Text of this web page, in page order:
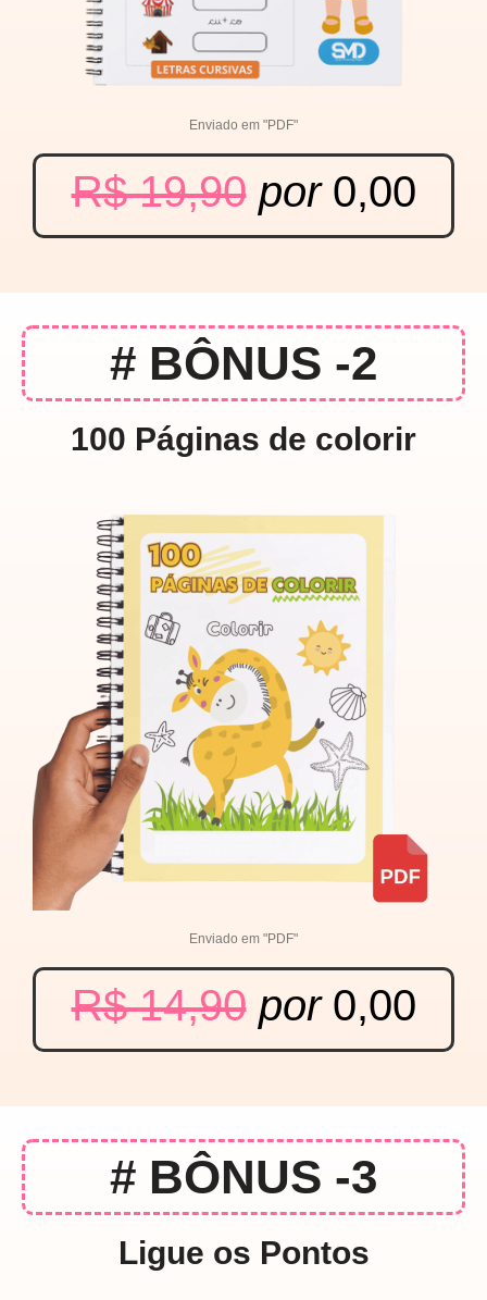
Enviado em "PDF"
R$ 19,90 por0,00
# BÔNUS -2
100 Páginas de colorir
Enviado em "PDF"
R$ 14,90 por0,00
# BÔNUS -3
Ligue os Pontos